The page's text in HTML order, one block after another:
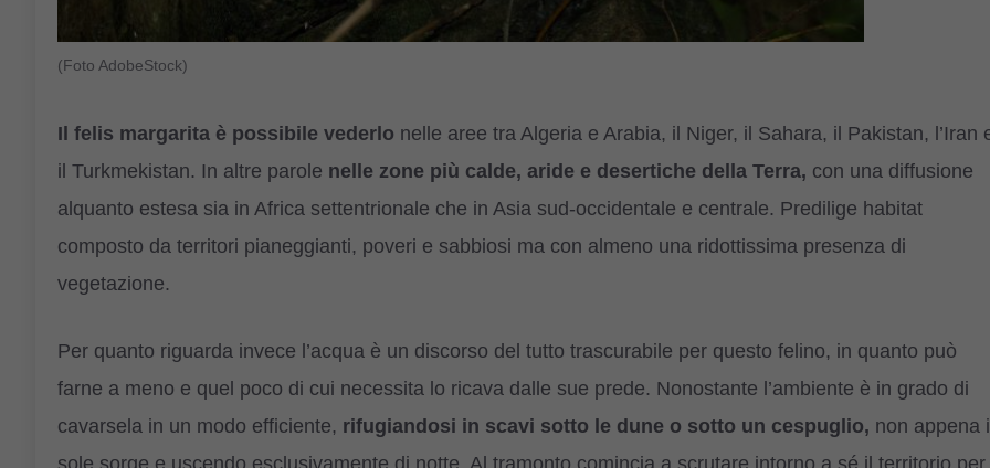
(Foto AdobeStock)
Il felis margarita è possibile vederlo nelle aree tra Algeria e Arabia, il Niger, il Sahara, il Pakistan, l’Iran
il Turkmekistan. In altre parole nelle zone più calde, aride e desertiche della Terra, con una diffusione
alquanto estesa sia in Africa settentrionale che in Asia sud-occidentale e centrale. Predilige habitat
composto da territori pianeggianti, poveri e sabbiosi ma con almeno una ridottissima presenza di
vegetazione.
Per quanto riguarda invece l’acqua è un discorso del tutto trascurabile per questo felino, in quanto può
farne a meno e quel poco di cui necessita lo ricava dalle sue prede. Nonostante l’ambiente è in grado di
cavarsela in un modo efficiente, rifugiandosi in scavi sotto le dune o sotto un cespuglio, non appena
sole sorge e uscendo esclusivamente di notte. Al tramonto comincia a scrutare intorno a sé il territorio per